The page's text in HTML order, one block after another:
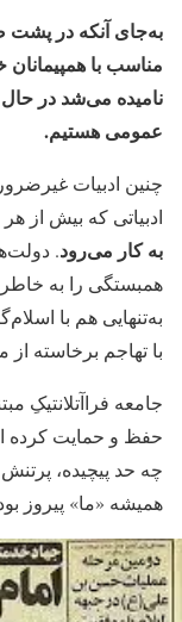
به‌جای آنکه در پشت
مناسب با
نامیده می‌شد در
عمومی هستیم.
چنین ادبیات
ادبیاتی که بیش از
به کار می‌رود.
همبستگی را به خاطر
به‌تنهایی هم با
با تهاجم برخاسته از
حفظ و حمایت کرده
چه حد پیچیده،
همیشه «ما» پیروز